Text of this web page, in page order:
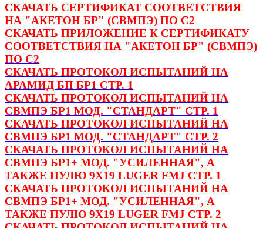
СКАЧАТЬ СЕРТИФИКАТ СООТВЕТСТВИЯ
НА "АКЕТОН БР" (СВМПЭ) ПО С2
СКАЧАТЬ ПРИЛОЖЕНИЕ К СЕРТИФИКАТУ
СООТВЕТСТВИЯ НА "АКЕТОН БР" (СВМПЭ)
ПО С2
СКАЧАТЬ ПРОТОКОЛ ИСПЫТАНИЙ НА
АРАМИД БП БР1 СТР. 1
СКАЧАТЬ ПРОТОКОЛ ИСПЫТАНИЙ НА
СВМПЭ БР1 МОД. "СТАНДАРТ" СТР. 1
СКАЧАТЬ ПРОТОКОЛ ИСПЫТАНИЙ НА
СВМПЭ БР1 МОД. "СТАНДАРТ" СТР. 2
СКАЧАТЬ ПРОТОКОЛ ИСПЫТАНИЙ НА
СВМПЭ БР1+ МОД. "УСИЛЕННАЯ", А
ТАКЖЕ ПУЛЮ 9Х19 LUGER FMJ СТР. 1
СКАЧАТЬ ПРОТОКОЛ ИСПЫТАНИЙ НА
СВМПЭ БР1+ МОД. "УСИЛЕННАЯ", А
ТАКЖЕ ПУЛЮ 9Х19 LUGER FMJ СТР. 2